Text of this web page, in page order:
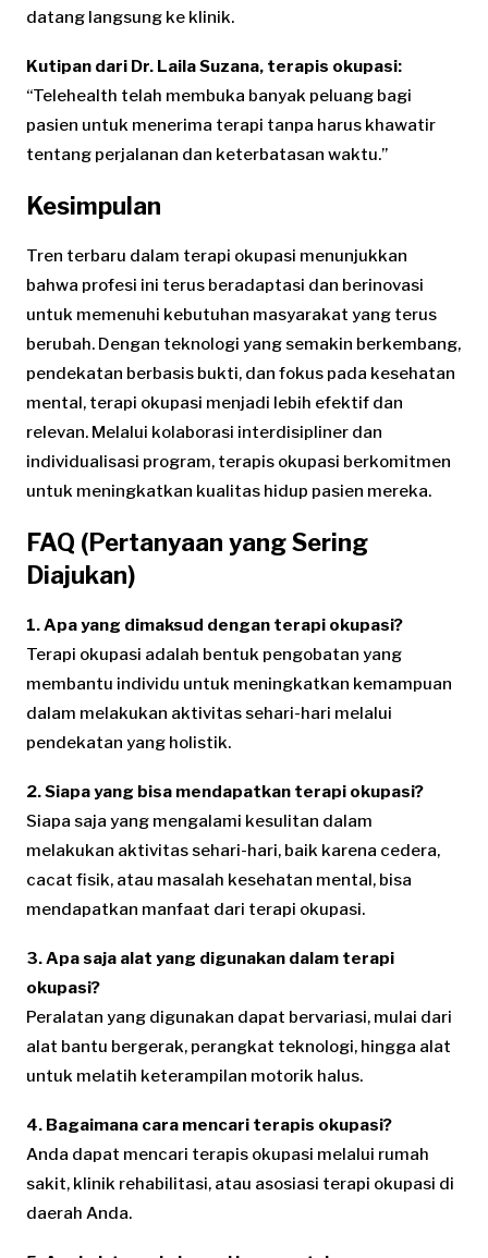
datang langsung ke klinik.
Kutipan dari Dr. Laila Suzana, terapis okupasi:
“Telehealth telah membuka banyak peluang bagi
pasien untuk menerima terapi tanpa harus khawatir
tentang perjalanan dan keterbatasan waktu.”
Kesimpulan
Tren terbaru dalam terapi okupasi menunjukkan
bahwa profesi ini terus beradaptasi dan berinovasi
untuk memenuhi kebutuhan masyarakat yang terus
berubah. Dengan teknologi yang semakin berkembang,
pendekatan berbasis bukti, dan fokus pada kesehatan
mental, terapi okupasi menjadi lebih efektif dan
relevan. Melalui kolaborasi interdisipliner dan
individualisasi program, terapis okupasi berkomitmen
untuk meningkatkan kualitas hidup pasien mereka.
FAQ (Pertanyaan yang Sering
Diajukan)
1. Apa yang dimaksud dengan terapi okupasi?
Terapi okupasi adalah bentuk pengobatan yang
membantu individu untuk meningkatkan kemampuan
dalam melakukan aktivitas sehari-hari melalui
pendekatan yang holistik.
2. Siapa yang bisa mendapatkan terapi okupasi?
Siapa saja yang mengalami kesulitan dalam
melakukan aktivitas sehari-hari, baik karena cedera,
cacat fisik, atau masalah kesehatan mental, bisa
mendapatkan manfaat dari terapi okupasi.
3. Apa saja alat yang digunakan dalam terapi
okupasi?
Peralatan yang digunakan dapat bervariasi, mulai dari
alat bantu bergerak, perangkat teknologi, hingga alat
untuk melatih keterampilan motorik halus.
4. Bagaimana cara mencari terapis okupasi?
Anda dapat mencari terapis okupasi melalui rumah
sakit, klinik rehabilitasi, atau asosiasi terapi okupasi di
daerah Anda.